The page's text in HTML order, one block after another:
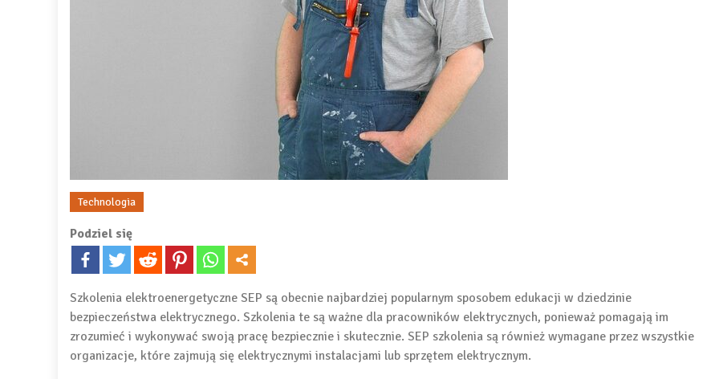
Technologia
Podziel się
Szkolenia elektroenergetyczne SEP są obecnie najbardziej popularnym sposobem edukacji w dziedzinie
bezpieczeństwa elektrycznego. Szkolenia te są ważne dla pracowników elektrycznych, ponieważ pomagają im
zrozumieć i wykonywać swoją pracę bezpiecznie i skutecznie. SEP szkolenia są również wymagane przez wszystkie
organizacje, które zajmują się elektrycznymi instalacjami lub sprzętem elektrycznym.